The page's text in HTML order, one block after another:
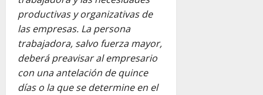
productivas y organizativas de
las empresas. La persona
trabajadora, salvo fuerza mayor,
deberá preavisar al empresario
con una antelación de quince
días o la que se determine en el